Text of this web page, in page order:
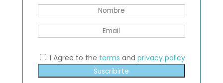
I Agree to the terms and privacy policy
Suscribirte